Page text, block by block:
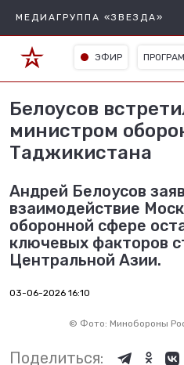
МЕДИАГРУППА «ЗВЕЗДА»
ЭФИР
Белоусов
министром
Таджикистана
Андрей Белоусов
взаимодействие
оборонной сфере
ключевых факторов
Центральной Азии.
03-06-2026 16:10
© Фото: Минобороны
Поделиться: